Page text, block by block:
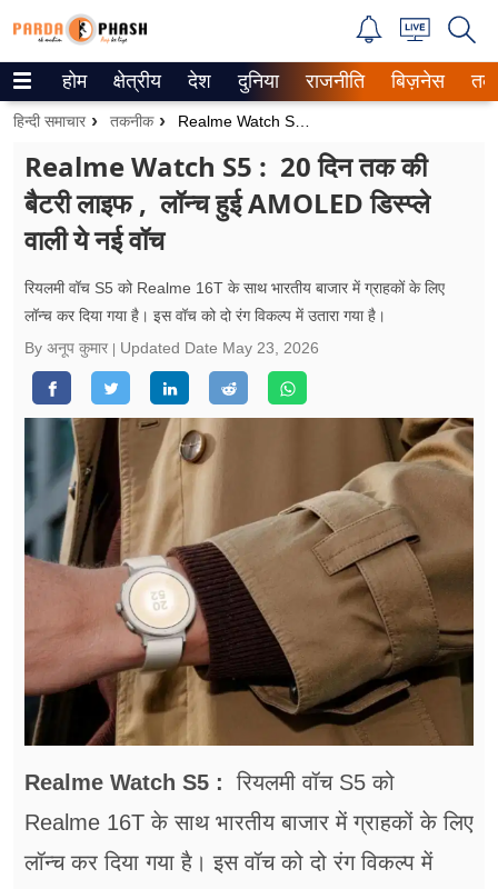
Trending on Google News
वेब स्टोरीज
उत्तर प्रदेश
गैलरी
वीडियो
रिलेशनशिप
जीवन मंत्रा
फूड
सेहत
जॉब्स
शिक्षा
होम क्षेत्रीय देश दुनिया राजनीति बिज़नेस
हिन्दी समाचार तकनीक
Realme Watch S5 : 20 दिन तक की
बैटरी लाइफ , लॉन्च हुई AMOLED डिस्प्ले
वाली ये नई वॉच
रियलमी वॉच S5 को Realme 16T के साथ भारतीय बाजार में ग्राहकों के लिए
लॉन्च कर दिया गया है। इस वॉच को दो रंग विकल्प में उतारा गया है।
By अनूप कुमार
Updated Date May 23, 2026
Realme Watch S5 : रियलमी वॉच S5 को
Realme 16T के साथ भारतीय बाजार में ग्राहकों के लिए
लॉन्च कर दिया गया है। इस वॉच को दो रंग विकल्प में